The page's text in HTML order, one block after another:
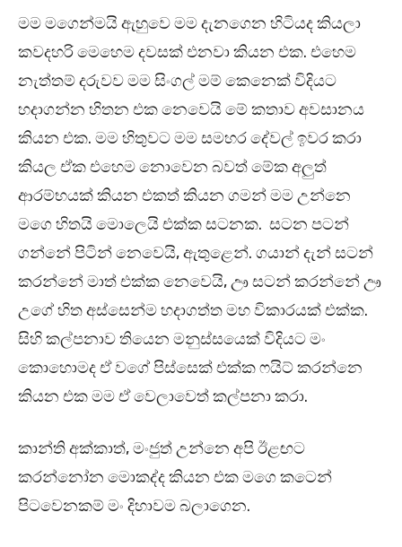
මම මගෙන්මයි ඇහුවෙ මම දැනගෙන හිටියද කියලා
කවදහරි මෙහෙම දවසක් එනවා කියන එක. එහෙම
නැත්තම් දරුවව මම සිංගල් මම් කෙනෙක් විදියට
හදාගන්න හිතන එක නෙවෙයි මේ කතාව අවසානය
කියන එක. මම හිතුවට මම සමහර දේවල් ඉවර කරා
කියල ඒක එහෙම නොවෙන බවත් මේක අලුත්
ආරම්භයක් කියන එකත් කියන ගමන් මම උන්නෙ
මගෙ හිතයි මොලෙයි එක්ක සටනක. සටන පටන්
ගන්නේ පිටින් නෙවෙයි, ඇතුළෙන්. ගයාන් දැන් සටන්
කරන්නේ මාත් එක්ක නෙවෙයි, ඌ සටන් කරන්නේ ඌ
උගේ හිත අස්සෙන්ම හදාගත්ත මහ විකාරයක් එක්ක.
සිහි කල්පනාව තියෙන මනුස්සයෙක් විදියට මං
කොහොමද ඒ වගේ පිස්සෙක් එක්ක ෆයිට් කරන්නෙ
කියන එක මම ඒ වෙලාවෙත් කල්පනා කරා.
කාන්ති අක්කාත්, මංජුත් උන්නෙ අපි ඊළඟට
කරන්නෝන මොකද්ද කියන එක මගෙ කටෙන්
පිටවෙනකම් මං දිහාවම බලාගෙන.